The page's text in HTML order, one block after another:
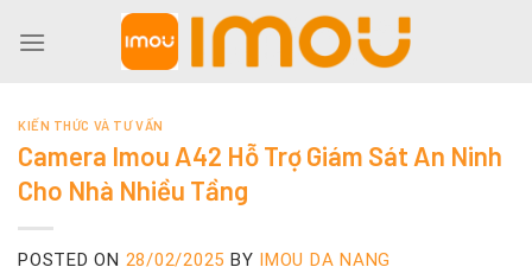
KIẾN THỨC VÀ TƯ VẤN
Camera Imou A42 Hỗ Trợ Giám Sát An Ninh
Cho Nhà Nhiều Tầng
POSTED ON 28/02/2025 BY IMOU DA NANG